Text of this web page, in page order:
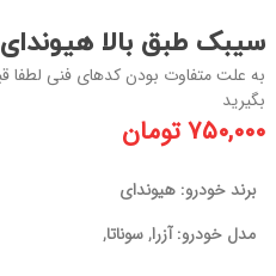
سیبک طبق بالا هیوندای
به علت متفاوت بودن کدهای فنی لطفا
بگیرید
۷۵۰,۰۰۰تومان
برند خودرو: هیوندای
مدل خودرو: آزرا, سوناتا,